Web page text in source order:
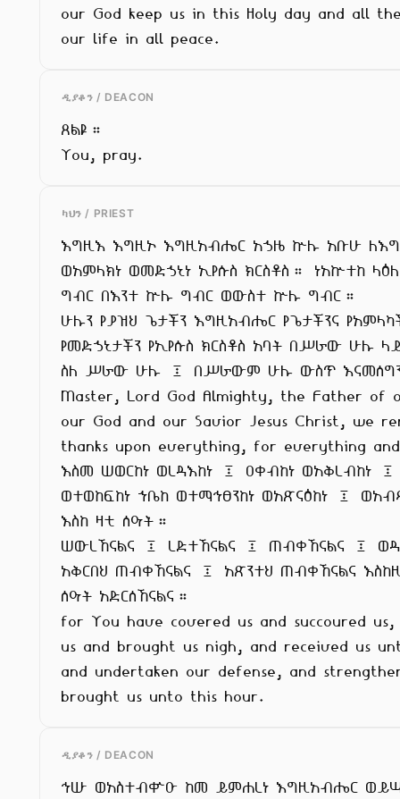
our God keep us in this Holy day and all
our life in all peace.
ዲያቆን / DEACON
ጸልዩ።
You, pray.
ካህን / PRIEST
እግዚእ እግዚኦ እግዚአብሔር አኃዜ ኵሉ አቡሁ
ወአምላክነ ወመድኃኒነ ኢየሱስ ክርስቶስ። ነአኵተከ
ግብር በእንተ ኵሉ ግብር ወውስተ ኵሉ ግብር።
ሁሉን የያዝህ ጌታችን እግዚአብሔር የጌታችንና
የመድኃኒታችን የኢየሱስ ክርስቶስ አባት በሥራው ሁሉ
ስለ ሥራው ሁሉ ፤ በሥራውም ሁሉ ውስጥ
Master, Lord God Almighty, the Father of
our God and our Savior Jesus Christ, we
thanks upon everything, for everything
እስመ ሠወርከነ ወረዳእከነ ፤ ዐቀብከነ ወአቅረብከነ ፤
ወተወከፍከነ ኀቤከ ወተማኅፀንከነ ወአጽናዕከነ ፤
እስከ ዛቲ ሰዓት።
ሠውረኸናልና ፤ ረድተኸናልና ፤ ጠብቀኸናልና ፤
አቅርበህ ጠብቀኸናልና ፤ አጽንተህ ጠብቀኸናልና
ሰዓት አድርሰኸናልና።
for You have covered us and succoured
us and brought us nigh, and received us
and undertaken our defense, and
brought us unto this hour.
ዲያቆን / DEACON
ኅሡ ወአስተብቍዑ ከመ ይምሐረነ እግዚአብሔር